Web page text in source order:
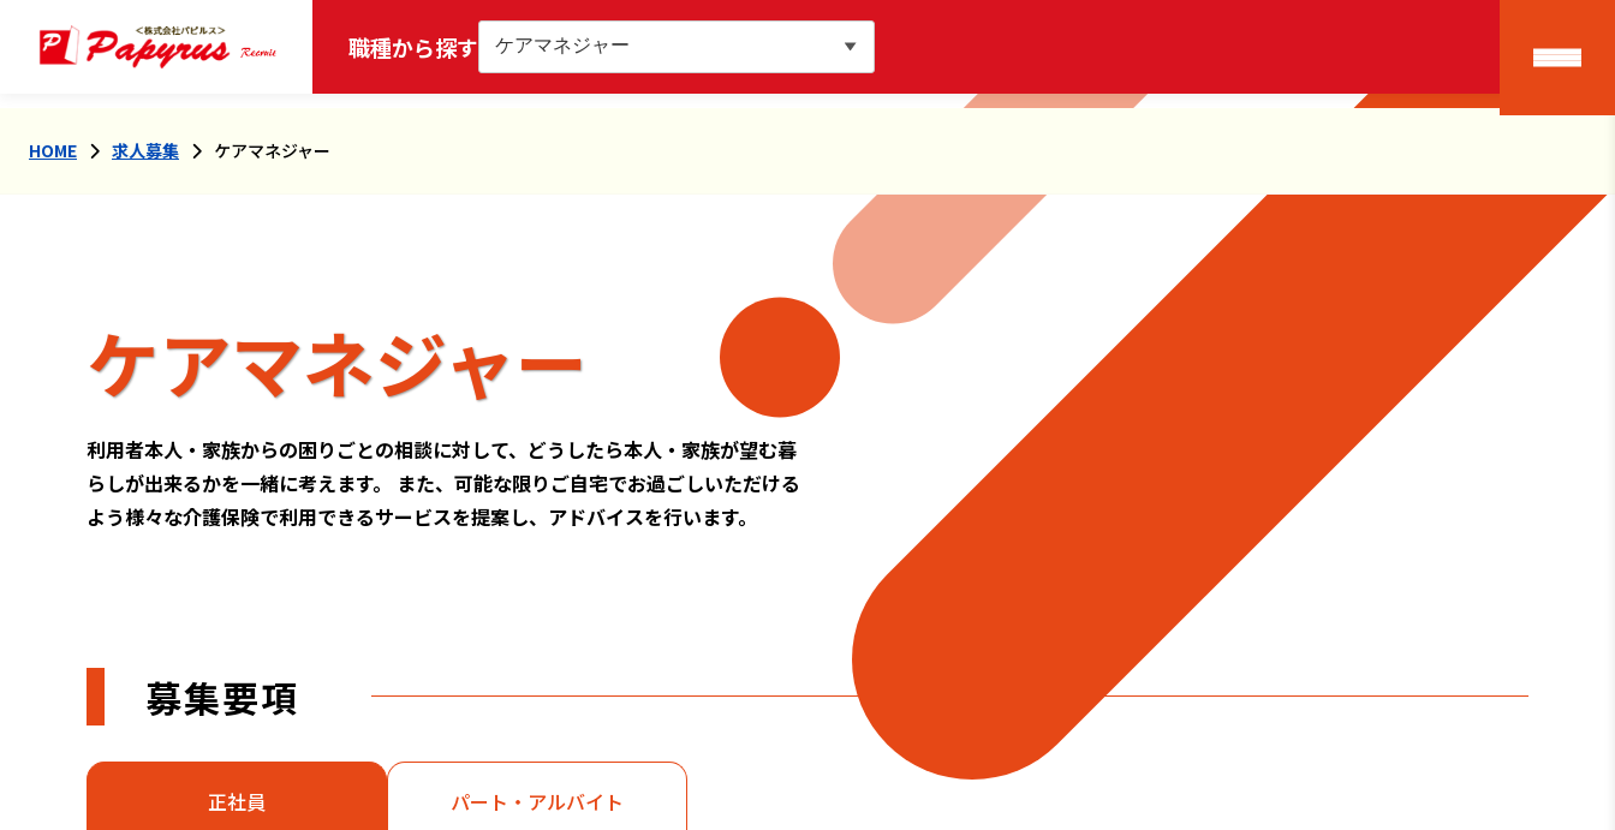
職種から探す
HOME 求人募集 ケアマネジャー
ケアマネジャー
利用者本人・家族からの困りごとの相談に対して、どうしたら本人・家族が望む暮
らしが出来るかを一緒に考えます。 また、可能な限りご自宅でお過ごしいただける
よう様々な介護保険で利用できるサービスを提案し、アドバイスを行います。
募集要項
正社員 パート・アルバイト